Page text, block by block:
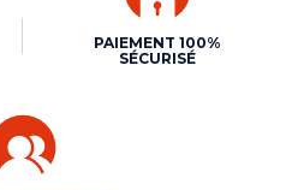
PAIEMENT 100%
SÉCURISÉ